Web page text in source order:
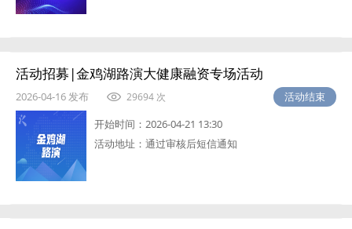
活动招募|金鸡湖路演大健康融资专场活动
2026-04-16 发布 29694 次
活动结束
开始时间： 2026-04-21 13:30
活动地址： 通过审核后短信通知